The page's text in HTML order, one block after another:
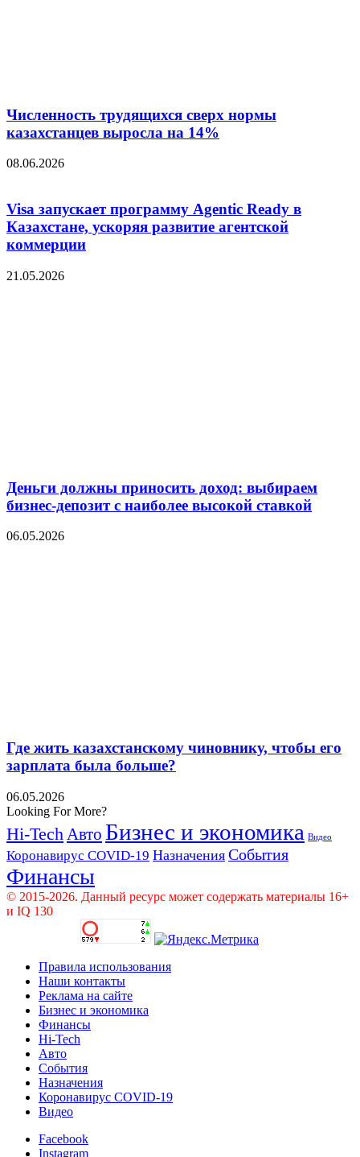
Численность трудящихся сверх нормы
казахстанцев выросла на 14%
08.06.2026
Visa запускает программу Agentic Ready в
Казахстане, ускоряя развитие агентской
коммерции
21.05.2026
Деньги должны приносить доход: выбираем
бизнес-депозит с наиболее высокой ставкой
06.05.2026
Где жить казахстанскому чиновнику, чтобы его
зарплата была больше?
06.05.2026
Looking For More?
Hi-Tech Авто Бизнес и экономика Видео
Коронавирус COVID-19 Назначения События
Финансы
© 2015-2026. Данный ресурс может содержать материалы 16+
и IQ 130
Правила использования
Наши контакты
Реклама на сайте
Бизнес и экономика
Финансы
Hi-Tech
Авто
События
Назначения
Коронавирус COVID-19
Видео
Facebook
Instagram